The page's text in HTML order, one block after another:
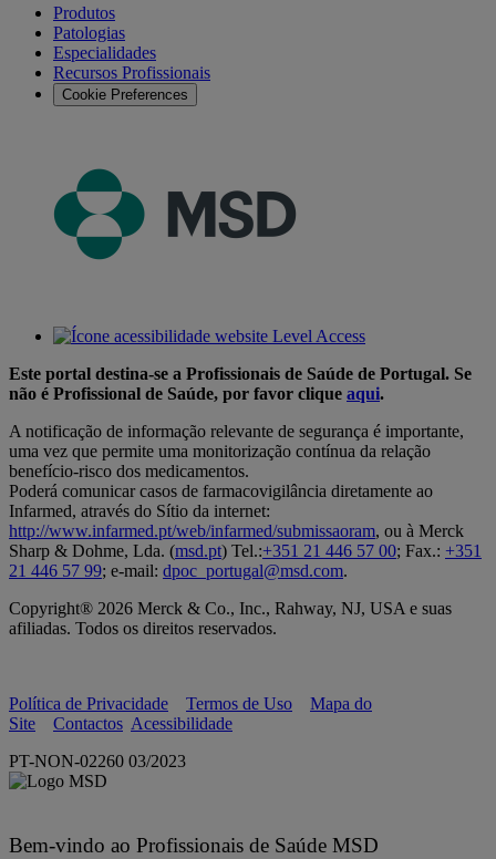
Produtos
Patologias
Especialidades
Recursos Profissionais
Cookie Preferences
Este portal destina-se a Profissionais de Saúde de Portugal. Se
não é Profissional de Saúde, por favor clique aqui.
A notificação de informação relevante de segurança é importante,
uma vez que permite uma monitorização contínua da relação
benefício-risco dos medicamentos.
Poderá comunicar casos de farmacovigilância diretamente ao
Infarmed, através do Sítio da internet:
http://www.infarmed.pt/web/infarmed/submissaoram, ou à Merck
Sharp & Dohme, Lda. (msd.pt) Tel.:+351 21 446 57 00; Fax.: +351
21 446 57 99; e-mail: dpoc_portugal@msd.com.
Copyright® 2026 Merck & Co., Inc., Rahway, NJ, USA e suas
afiliadas. Todos os direitos reservados.
Política de Privacidade Termos de Uso
Mapa do
Site
Contactos Acessibilidade
PT-NON-02260 03/2023
Bem-vindo ao Profissionais de Saúde MSD